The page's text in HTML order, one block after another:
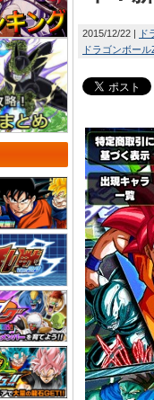
2015/12/22 ド
ドラゴンボー